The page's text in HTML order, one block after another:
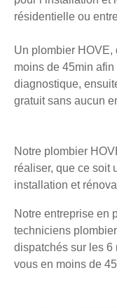
résidentielle ou
Un plombier HOVE,
moins de 45min
diagnostique,
gratuit sans aucun
Notre plombier
réaliser, que ce soit
installation et
Notre entreprise en
techniciens
dispatchés sur les 6
vous en moins de